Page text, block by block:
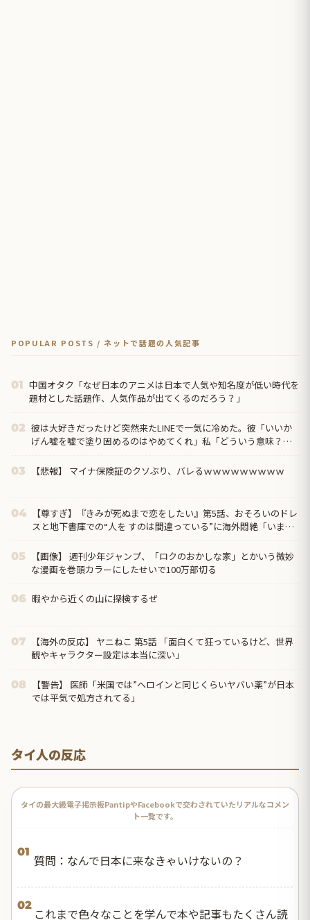
POPULAR POSTS / ネットで話題の人気記事
01 中国オタク「なぜ日本のアニメは日本で人気や知名度が低い時代を
題材とした話題作、人気作品が出てくるのだろう？」
02 彼は大好きだったけど突然来たLINEで一気に冷めた。彼「いいか
げん嘘を嘘で塗り固めるのはやめてくれ」私「どういう意味？」
03 【悲報】 マイナ保険証のクソぶり、バレるｗｗｗｗｗｗｗｗｗ
04
【尊すぎ】『きみが死ぬまで恋をしたい』第5話、おそろいのドレ
スと地下書庫での“人を すのは間違っている”に海外悶絶「いまの
きた」
05
【画像】 週刊少年ジャンプ、「ロクのおかしな家」とかいう微妙
な漫画を巻頭カラーにしたせいで100万部切る
06 暇やから近くの山に探検するぜ
07
【海外の反応】 ヤニねこ 第5話 「面白くて狂っているけど、世界
観やキャラクター設定は本当に深い」
08
【警告】 医師「米国では”ヘロインと同じくらいヤバい薬”が日本
では平気で処方されてる」
タイ人の反応
タイの最大級電子掲示板PantipやFacebookで交わされていたリアルなコメン
ト一覧です。
01
質問：なんで日本に来なきゃいけないの？
02
これまで色々なことを学んで本や記事もたくさん読